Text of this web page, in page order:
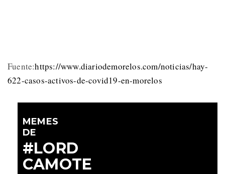
Fuente:https://www.diariodemorelos.com/noticias/hay-
622-casos-activos-de-covid19-en-morelos
MEMES
DE
#LORD
CAMOTE